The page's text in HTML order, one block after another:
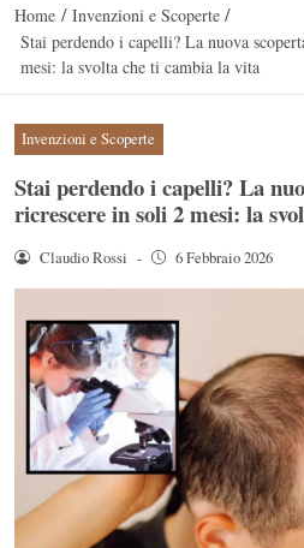
Home / Invenzioni e Scoperte /
Stai perdendo i capelli? La nuova
mesi: la svolta che ti cambia la vita
Invenzioni e Scoperte
Stai perdendo i capelli? La
ricrescere in soli 2 mesi: la
Claudio Rossi - 6 Febbraio 2026